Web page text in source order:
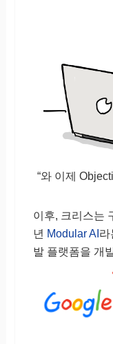
“와 이제
이후, 크리스는
년 Modular AI 라
발 플랫폼을 개